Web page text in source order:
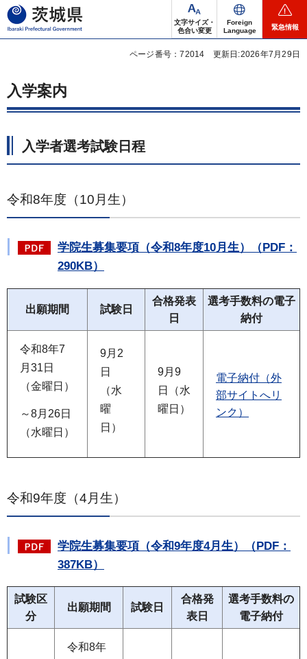
茨城県
文字サイズ・
色合い変更
Foreign
Language
緊急情報
ページ番号：72014 更新日:2026年7月29日
入学案内
入学者選考試験日程
令和8年度（10月生）
学院生募集要項（令和8年度10月生）（PDF：
290KB）
出願期間 試験日
合格発表
日
選考手数料の電子
納付
令和8年7
月31日
（金曜日）
～8月26日
（水曜日）
9月2
日
（水
曜
日）
9月9
日（水
曜日）
電子納付（外
部サイトへリ
ンク）
令和9年度（4月生）
学院生募集要項（令和9年度4月生）（PDF：
387KB）
試験区
分
出願期間 試験日
合格発
表日
選考手数料の
電子納付
令和8年